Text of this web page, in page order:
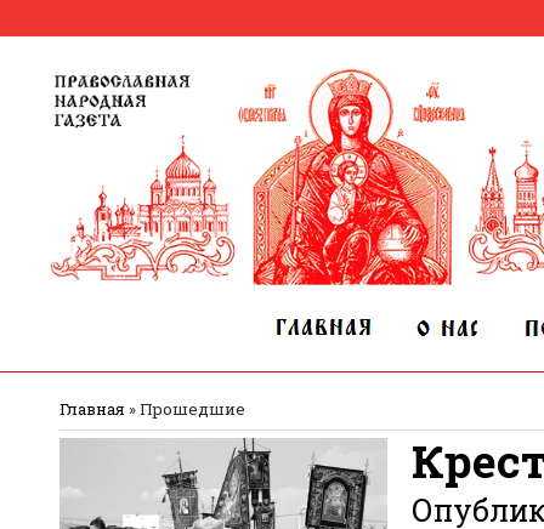
Главная »Прошедшие